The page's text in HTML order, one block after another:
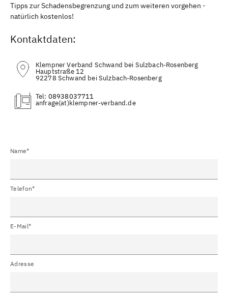
Tipps zur Schadensbegrenzung und zum weiteren vorgehen -
natürlich kostenlos!
Kontaktdaten:
Klempner Verband Schwand bei Sulzbach-Rosenberg
Hauptstraße 12
92278 Schwand bei Sulzbach-Rosenberg
Tel: 08938037711
(at)
Name*
Telefon*
E-Mail*
Adresse